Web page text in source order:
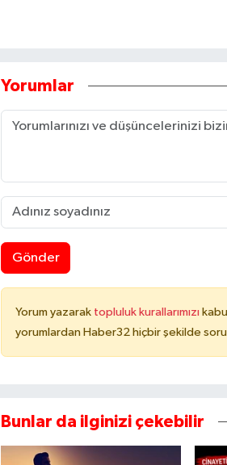
Yorumlar
Gönder
Yorum yazarak topluluk kurallarımızı
yorumlardan Haber32 hiçbir şekilde
Bunlar da ilginizi çekebilir